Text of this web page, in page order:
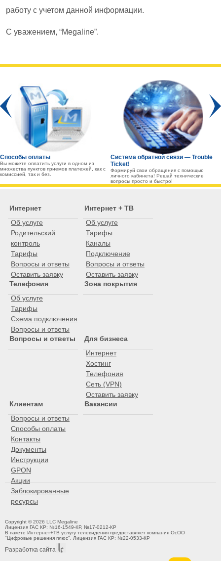
работу с учетом данной информации.
С уважением, “Megaline”.
Способы оплаты
Вы можете оплатить услуги в одном из
множества пунктов приемов платежей, как с
комиссией, так и без.
Система обратной связи — Trouble
Ticket!
Формируй свои обращения с помощью
личного кабинета! Решай технические
вопросы просто и быстро!
Интернет
Об услуге
Родительский
контроль
Тарифы
Вопросы и ответы
Оставить заявку
Интернет + ТВ
Об услуге
Тарифы
Каналы
Подключение
Вопросы и ответы
Оставить заявку
Телефония
Об услуге
Тарифы
Схема подключения
Вопросы и ответы
Зона покрытия
Вопросы и ответы
Для бизнеса
Интернет
Хостинг
Телефония
Сеть (VPN)
Оставить заявку
Клиентам
Вопросы и ответы
Способы оплаты
Контакты
Документы
Инструкции
GPON
Акции
Заблокированные
ресурсы
Вакансии
Copyright © 2026 LLC Megaline
Лицензия ГАС КР: №16-1549-КР, №17-0212-КР
В пакете Интернет+ТВ услугу телевидения предоставляет компания ОсОО
"Цифровые решения плюс". Лицензия ГАС КР: №22-0533-КР
Разработка сайта